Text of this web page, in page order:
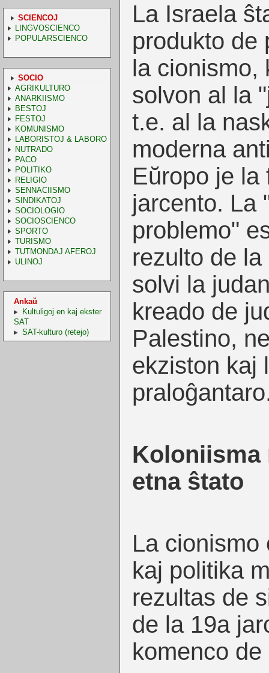
SCIENCOJ
LINGVOSCIENCO
POPULARSCIENCO
SOCIO
AGRIKULTURO
ANARKIISMO
BESTOJ
FESTOJ
KOMUNISMO
LABORISTOJ & LABORO
NUTRADO
PACO
POLITIKO
RELIGIO
SENNACIISMO
SINDIKATOJ
SOCIOLOGIO
SOCIOSCIENCO
SPORTO
TURISMO
TUTMONDAJ AFEROJ
ULINOJ
Ankaŭ
Kultuligoj en kaj ekster
SAT
SAT-kulturo (retejo)
La Israela
produkto de
la cionismo,
solvon al la
t.e. al la
moderna
Eŭropo je la
jarcento. La
problemo"
rezulto de
solvi la
kreado de
Palestino,
ekziston kaj
Koloniisma
etna ŝtato
La cionismo
kaj politika
rezultas de
de la 19a
komenco